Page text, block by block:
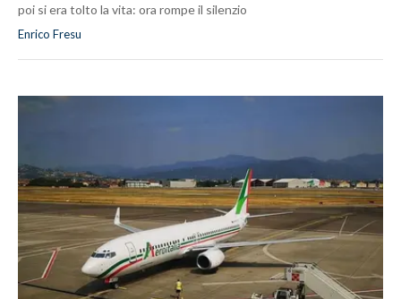
poi si era tolto la vita: ora rompe il silenzio
Enrico Fresu